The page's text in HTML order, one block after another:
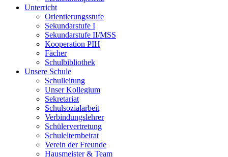
Unterricht
Orientierungsstufe
Sekundarstufe I
Sekundarstufe II/MSS
Kooperation PIH
Fächer
Schulbibliothek
Unsere Schule
Schulleitung
Unser Kollegium
Sekretariat
Schulsozialarbeit
Verbindungslehrer
Schülervertretung
Schulelternbeirat
Verein der Freunde
Hausmeister & Team